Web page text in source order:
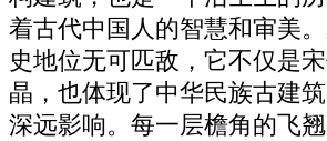
着古代中国人的智慧和审美
史地位无可匹敌，它不仅是
晶，也体现了中华民族古建
深远影响。每一层檐角的飞